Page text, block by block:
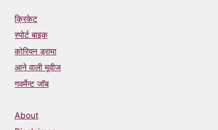
क्रिकेट
स्पोर्ट बाइक
कोरियन ड्रामा
आने वाली मूवीज
गवर्मेन्ट जॉब
About